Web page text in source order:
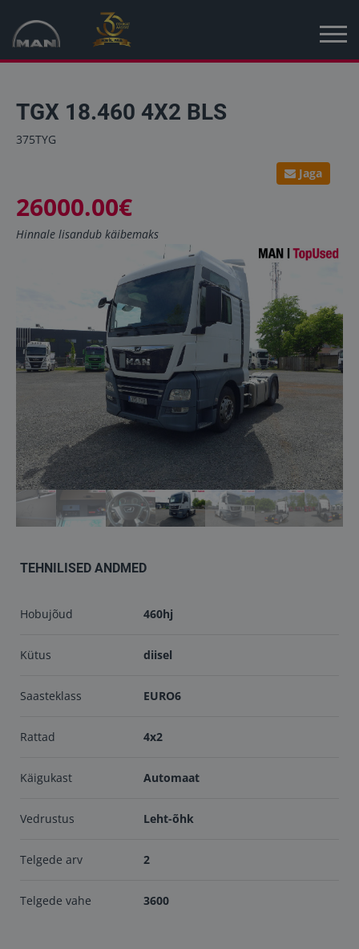
Kampaania
Kasutatud sõidukid
Uudised
MAN Truck & Bus Eesti
MAN Topused Euroopa
Töökojad
Kontakt
info@keilma.ee
+372 605 2000
ET
TGX 18.460 4X2 BLS
375TYG
Jaga
26000.00€
Hinnale lisandub käibemaks
TEHNILISED ANDMED
Hobujõud 460hj
Kütus diisel
Saasteklass EURO6
Rattad 4x2
Käigukast Automaat
Vedrustus Leht-õhk
Telgede arv 2
Telgede vahe 3600